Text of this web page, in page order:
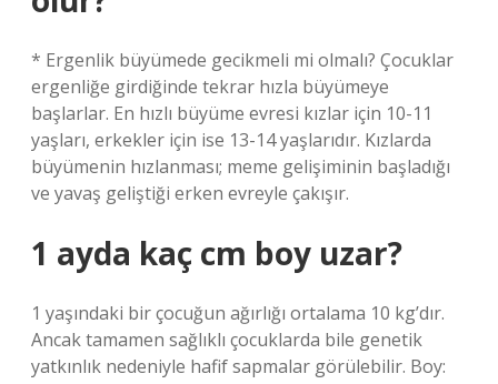
* Ergenlik büyümede gecikmeli mi olmalı? Çocuklar
ergenliğe girdiğinde tekrar hızla büyümeye
başlarlar. En hızlı büyüme evresi kızlar için 10-11
yaşları, erkekler için ise 13-14 yaşlarıdır. Kızlarda
büyümenin hızlanması; meme gelişiminin başladığı
ve yavaş geliştiği erken evreyle çakışır.
1 ayda kaç cm boy uzar?
1 yaşındaki bir çocuğun ağırlığı ortalama 10 kg’dır.
Ancak tamamen sağlıklı çocuklarda bile genetik
yatkınlık nedeniyle hafif sapmalar görülebilir. Boy: